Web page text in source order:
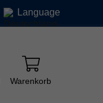
Language
Warenkorb